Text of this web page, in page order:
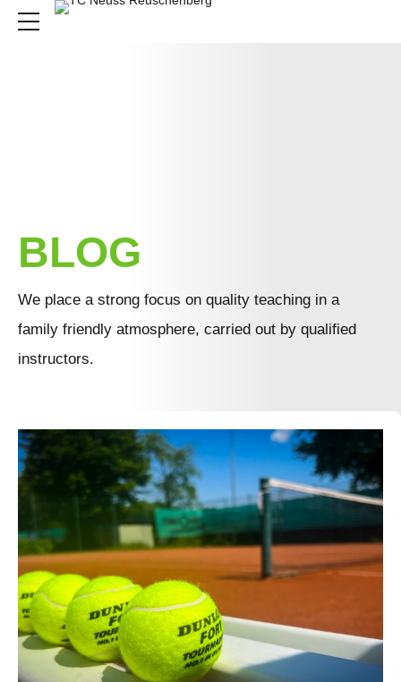
BLOG
We place a strong focus on quality teaching in a
family friendly atmosphere, carried out by qualified
instructors.